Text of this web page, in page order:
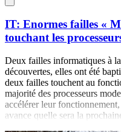
IT: Enormes failles «
touchant les
Deux failles informatiques à
découvertes, elles ont été
deux failles touchent au
majorité des processeurs
accélérer leur
avance quelle sera la